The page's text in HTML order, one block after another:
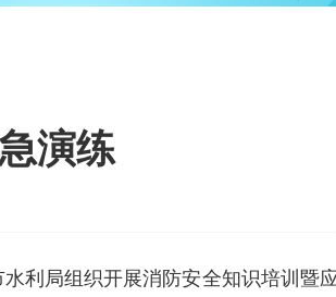
演练
利局组织开展消防安全知识培训暨